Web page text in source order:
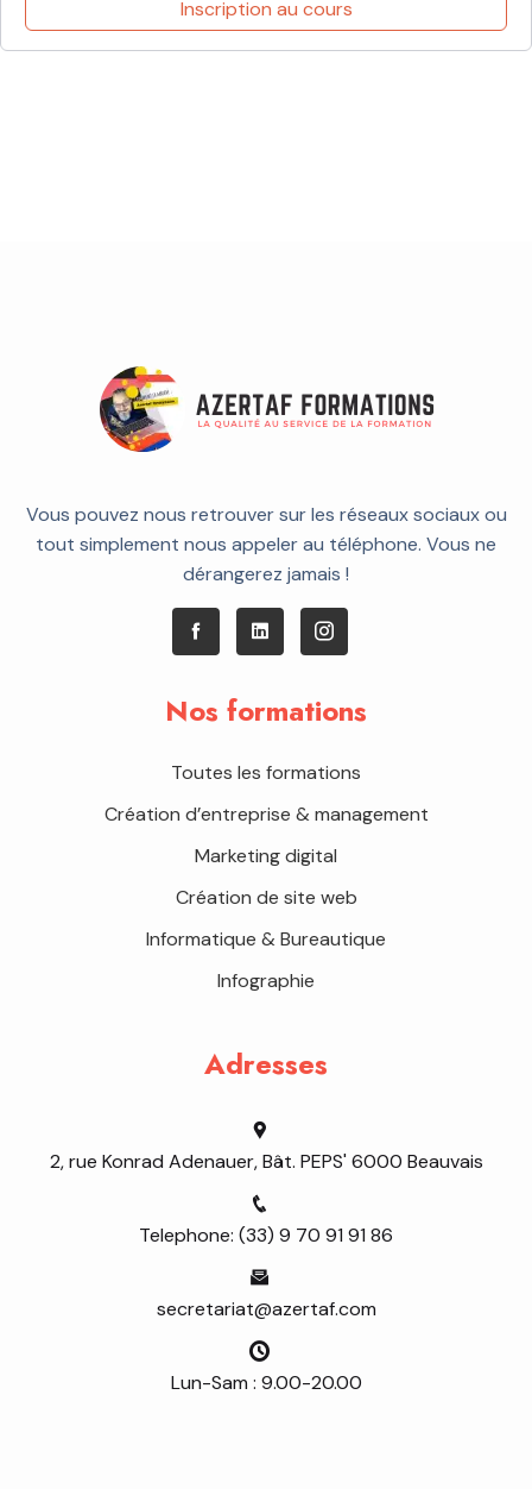
Inscription au cours
Vous pouvez nous retrouver sur les réseaux sociaux ou
tout simplement nous appeler au téléphone. Vous ne
dérangerez jamais !
Nos formations
Toutes les formations
Création d’entreprise & management
Marketing digital
Création de site web
Informatique & Bureautique
Infographie
Adresses
2, rue Konrad Adenauer, Bât. PEPS' 6000 Beauvais
Telephone: (33) 9 70 91 91 86
secretariat@azertaf.com
Lun-Sam : 9.00-20.00